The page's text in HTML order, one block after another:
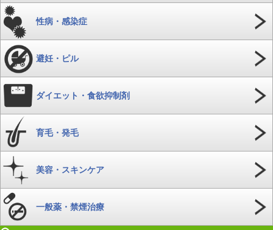
性病・感染症
避妊・ピル
ダイエット・食欲抑制剤
育毛・発毛
美容・スキンケア
一般薬・禁煙治療